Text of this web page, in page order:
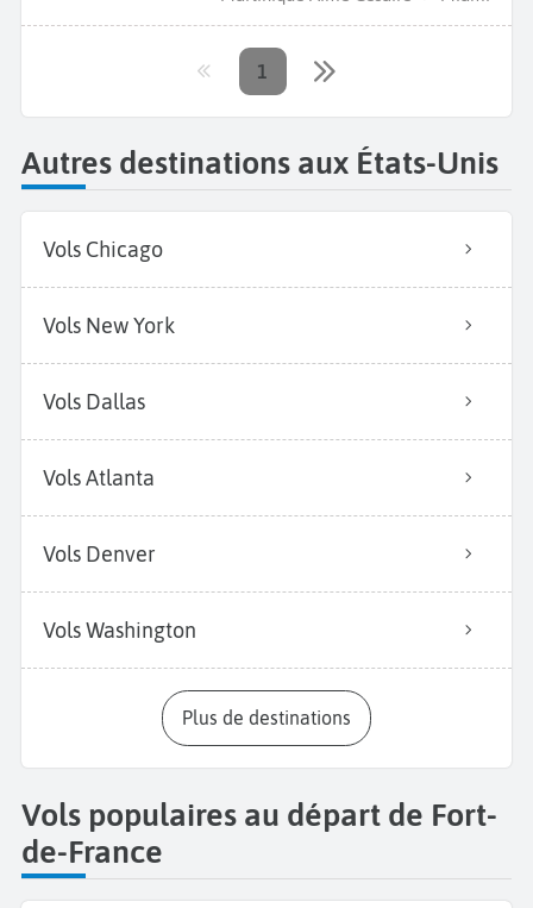
1
Autres destinations aux États-Unis
Vols Chicago
Vols New York
Vols Dallas
Vols Atlanta
Vols Denver
Vols Washington
Plus de destinations
Vols populaires au départ de Fort-
de-France